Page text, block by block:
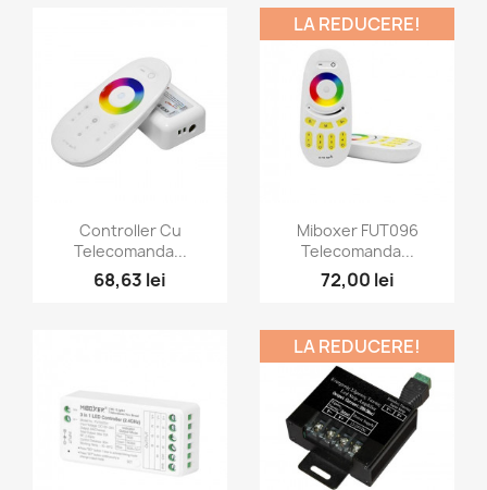
Vizualizare rapida
Controller Cu
Telecomanda...
68,63 lei
Vizualizare rapida
Miboxer FUT096
Telecomanda...
72,00 lei
LA REDUCERE!
LA REDUCERE!